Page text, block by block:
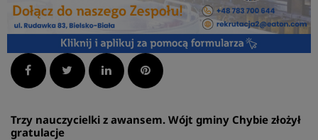
Facebook Twitter LinkedInPinterest
Trzy nauczycielki z awansem. Wójt gminy Chybie złożył
gratulacje